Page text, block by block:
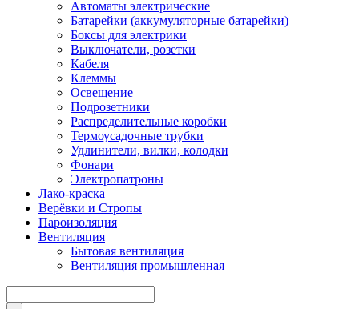
Автоматы электрические
Батарейки (аккумуляторные батарейки)
Боксы для электрики
Выключатели, розетки
Кабеля
Клеммы
Освещение
Подрозетники
Распределительные коробки
Термоусадочные трубки
Удлинители, вилки, колодки
Фонари
Электропатроны
Лако-краска
Верёвки и Стропы
Пароизоляция
Вентиляция
Бытовая вентиляция
Вентиляция промышленная